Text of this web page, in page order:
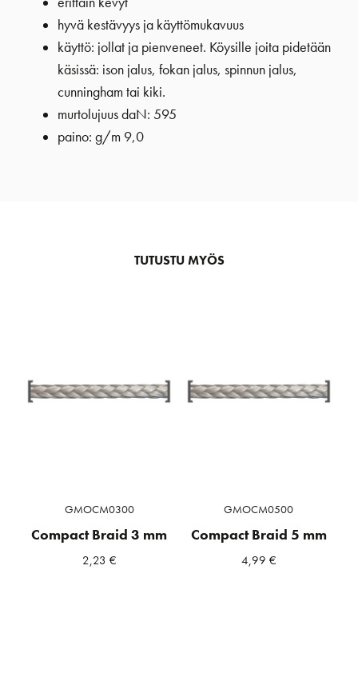
hyvä kestävyys ja käyttömukavuus
käyttö: jollat ja pienveneet. Köysille joita pidetään
käsissä: ison jalus, fokan jalus, spinnun jalus,
cunningham tai kiki.
murtolujuus daN: 595
paino: g/m 9,0
TUTUSTU MYÖS
GMOCM0300
Compact Braid 3 mm
2,23 €
GMOCM0500
Compact Braid 5 mm
4,99 €